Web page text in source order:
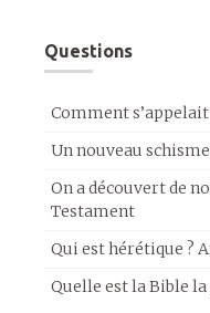
Questions
Comment
Un nouveau
On a découvert de
Testament
Qui est hérétique ?
Quelle est la Bible